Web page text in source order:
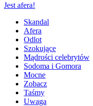
Jest afera!
Skandal
Afera
Odlot
Szokujące
Mądrości celebrytów
Sodoma i Gomora
Mocne
Zobacz
Taśmy
Uwaga